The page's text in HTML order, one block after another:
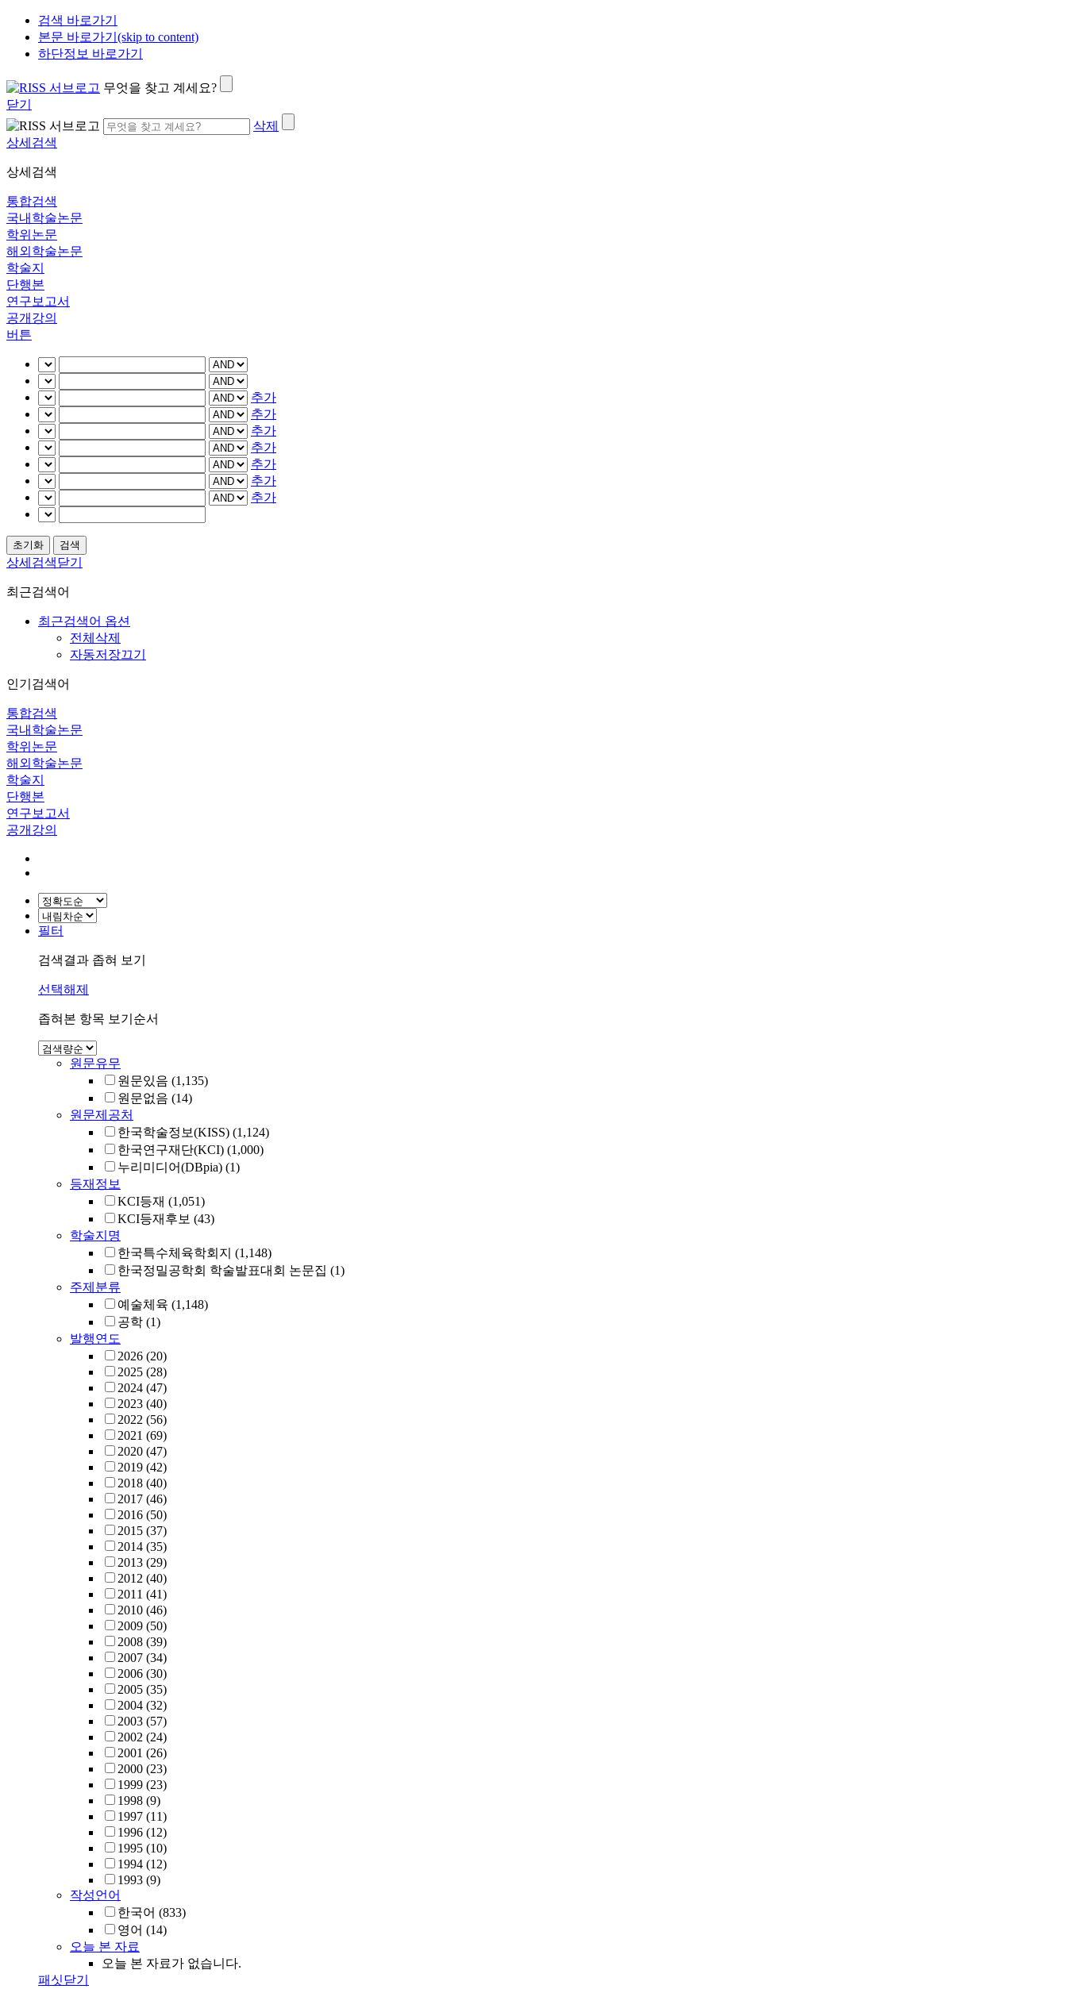
검색 바로가기
본문 바로가기(skip to content)
하단정보 바로가기
무엇을 찾고 계세요?
닫기
삭제
상세검색
상세검색
통합검색
국내학술논문
학위논문
해외학술논문
학술지
단행본
연구보고서
공개강의
버튼
추가
추가
추가
추가
추가
추가
추가
상세검색닫기
최근검색어
최근검색어 옵션
전체삭제
자동저장끄기
인기검색어
통합검색
국내학술논문
학위논문
해외학술논문
학술지
단행본
연구보고서
공개강의
필터
검색결과 좁혀 보기
선택해제
좁혀본 항목 보기순서
원문유무
원문있음 (1,135)
원문없음 (14)
원문제공처
한국학술정보(KISS) (1,124)
한국연구재단(KCI) (1,000)
누리미디어(DBpia) (1)
등재정보
KCI등재 (1,051)
KCI등재후보 (43)
학술지명
한국특수체육학회지 (1,148)
한국정밀공학회 학술발표대회 논문집 (1)
주제분류
예술체육 (1,148)
공학 (1)
발행연도
2026 (20)
2025 (28)
2024 (47)
2023 (40)
2022 (56)
2021 (69)
2020 (47)
2019 (42)
2018 (40)
2017 (46)
2016 (50)
2015 (37)
2014 (35)
2013 (29)
2012 (40)
2011 (41)
2010 (46)
2009 (50)
2008 (39)
2007 (34)
2006 (30)
2005 (35)
2004 (32)
2003 (57)
2002 (24)
2001 (26)
2000 (23)
1999 (23)
1998 (9)
1997 (11)
1996 (12)
1995 (10)
1994 (12)
1993 (9)
작성언어
한국어 (833)
영어 (14)
오늘 본 자료
오늘 본 자료가 없습니다.
패싯닫기